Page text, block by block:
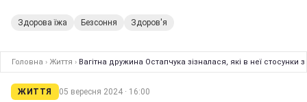
Здорова їжа Безсоння Здоров'я
Головна › Життя › Вагітна дружина Остапчука зізналася, які в неї
ЖИТТЯ 05 вересня 2024 · 16:00